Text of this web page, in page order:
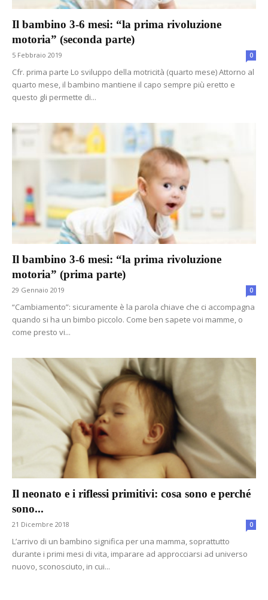
Il bambino 3-6 mesi: “la prima rivoluzione
motoria” (seconda parte)
5 Febbraio 2019 0
Cfr. prima parte Lo sviluppo della motricità (quarto mese) Attorno al
quarto mese, il bambino mantiene il capo sempre più eretto e
questo gli permette di...
Il bambino 3-6 mesi: “la prima rivoluzione
motoria” (prima parte)
29 Gennaio 2019 0
“Cambiamento”: sicuramente è la parola chiave che ci accompagna
quando si ha un bimbo piccolo. Come ben sapete voi mamme, o
come presto vi...
Il neonato e i riflessi primitivi: cosa sono e perché
sono...
21 Dicembre 2018 0
L’arrivo di un bambino significa per una mamma, soprattutto
durante i primi mesi di vita, imparare ad approcciarsi ad universo
nuovo, sconosciuto, in cui...